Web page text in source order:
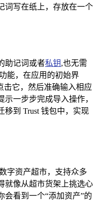
词写在纸上，存放在一个
助记词或者私钥,也无需
能，在应用的初始界
击它，然后准确输入相应
一步步完成导入操作，
移到 Trust 钱包中，实现
字资产超市，支持众多
就像从超市货架上挑选心
会看到一个“添加资产”的